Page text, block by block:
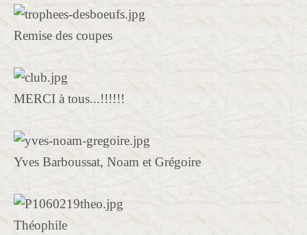
Remise des coupes
MERCI à tous...!!!!!!
Yves Barboussat, Noam et Grégoire
Théophile